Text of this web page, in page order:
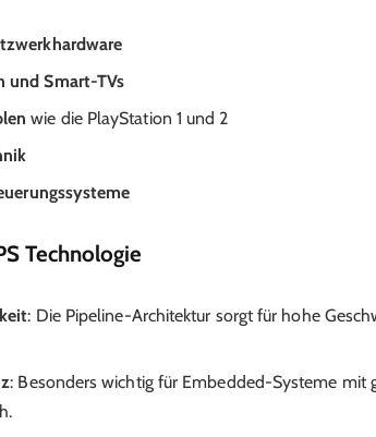
und Smart-TVs
wie die PlayStation 1 und 2
Technologie
: Die Pipeline-Architektur sorgt für hohe
: Besonders wichtig für Embedded-Systeme mit